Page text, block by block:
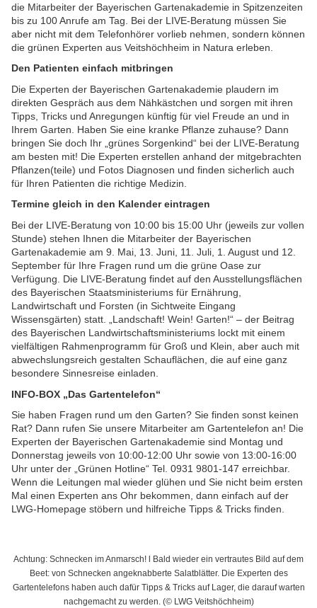
die Mitarbeiter der Bayerischen Gartenakademie in Spitzenzeiten
bis zu 100 Anrufe am Tag. Bei der LIVE-Beratung müssen Sie
aber nicht mit dem Telefonhörer vorlieb nehmen, sondern können
die grünen Experten aus Veitshöchheim in Natura erleben.
Den Patienten einfach mitbringen
Die Experten der Bayerischen Gartenakademie plaudern im
direkten Gespräch aus dem Nähkästchen und sorgen mit ihren
Tipps, Tricks und Anregungen künftig für viel Freude an und in
Ihrem Garten. Haben Sie eine kranke Pflanze zuhause? Dann
bringen Sie doch Ihr „grünes Sorgenkind“ bei der LIVE-Beratung
am besten mit! Die Experten erstellen anhand der mitgebrachten
Pflanzen(teile) und Fotos Diagnosen und finden sicherlich auch
für Ihren Patienten die richtige Medizin.
Termine gleich in den Kalender eintragen
Bei der LIVE-Beratung von 10:00 bis 15:00 Uhr (jeweils zur vollen
Stunde) stehen Ihnen die Mitarbeiter der Bayerischen
Gartenakademie am 9. Mai, 13. Juni, 11. Juli, 1. August und 12.
September für Ihre Fragen rund um die grüne Oase zur
Verfügung. Die LIVE-Beratung findet auf den Ausstellungsflächen
des Bayerischen Staatsministeriums für Ernährung,
Landwirtschaft und Forsten (in Sichtweite Eingang
Wissensgärten) statt. „Landschaft! Wein! Garten!“ – der Beitrag
des Bayerischen Landwirtschaftsministeriums lockt mit einem
vielfältigen Rahmenprogramm für Groß und Klein, aber auch mit
abwechslungsreich gestalten Schauflächen, die auf eine ganz
besondere Sinnesreise einladen.
INFO-BOX „Das Gartentelefon“
Sie haben Fragen rund um den Garten? Sie finden sonst keinen
Rat? Dann rufen Sie unsere Mitarbeiter am Gartentelefon an! Die
Experten der Bayerischen Gartenakademie sind Montag und
Donnerstag jeweils von 10:00-12:00 Uhr sowie von 13:00-16:00
Uhr unter der „Grünen Hotline“ Tel. 0931 9801-147 erreichbar.
Wenn die Leitungen mal wieder glühen und Sie nicht beim ersten
Mal einen Experten ans Ohr bekommen, dann einfach auf der
LWG-Homepage stöbern und hilfreiche Tipps & Tricks finden.
Achtung: Schnecken im Anmarsch! l Bald wieder ein vertrautes Bild auf dem
Beet: von Schnecken angeknabberte Salatblätter. Die Experten des
Gartentelefons haben auch dafür Tipps & Tricks auf Lager, die darauf warten
nachgemacht zu werden. (© LWG Veitshöchheim)